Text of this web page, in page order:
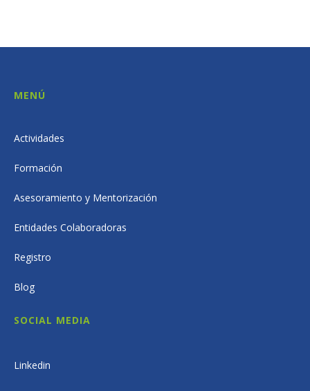
MENÚ
Actividades
Formación
Asesoramiento y Mentorización
Entidades Colaboradoras
Registro
Blog
SOCIAL MEDIA
Linkedin